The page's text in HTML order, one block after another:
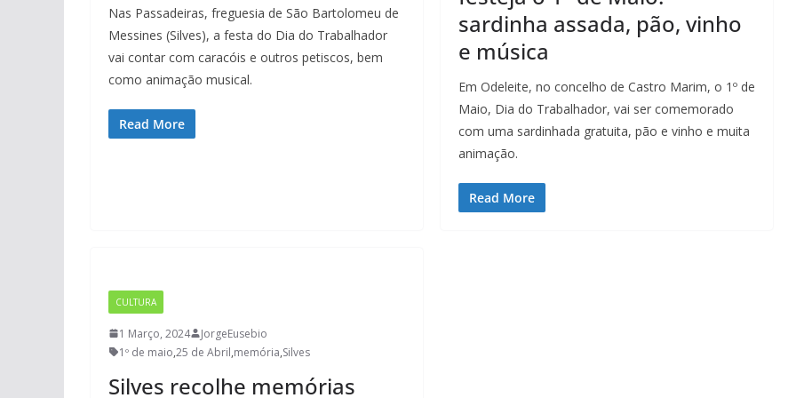
Nas Passadeiras, freguesia de São Bartolomeu de
Messines (Silves), a festa do Dia do Trabalhador
vai contar com caracóis e outros petiscos, bem
como animação musical.
Read More
sardinha assada, pão, vinho
e música
Em Odeleite, no concelho de Castro Marim, o 1º de
Maio, Dia do Trabalhador, vai ser comemorado
com uma sardinhada gratuita, pão e vinho e muita
animação.
Read More
CULTURA
1 Março, 2024
JorgeEusebio
1º de maio,25 de Abril,memória,Silves
Silves recolhe memórias